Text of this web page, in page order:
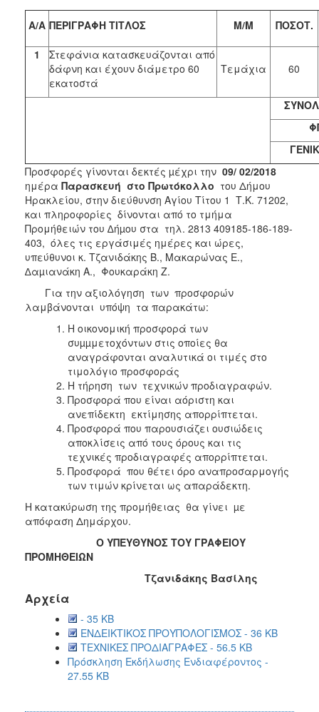
Α/Α ΠΕΡΙΓΡΑΦΗ ΤΙΤΛΟΣ Μ/Μ ΠΟΣΟΤ.
1
Στεφάνια κατασκευάζονται από
δάφνη και έχουν διάμετρο 60
εκατοστά
Τεμάχια 60
Προσφορές γίνονται δεκτές µέχρι την 09/ 02/2018
ημέρα Παρασκευή στο Πρωτόκολλο του Δήμου
Ηρακλείου, στην διεύθυνση Αγίου Τίτου 1 Τ.Κ. 71202,
και πληροφορίες δίνονται από το τμήμα
Προμήθειών του ∆ήµου στα τηλ. 2813 409185-186-189-
403, όλες τις εργάσιμές ημέρες και ώρες,
υπεύθυνοι κ. Τζανιδάκης Β., Μακαρώνας Ε.,
∆αµιανάκη Α., Φουκαράκη Ζ.
Για την αξιολόγηση των προσφορών
λαμβάνονται υπόψη τα παρακάτω:
Η οικονομική προσφορά των
συµµμετοχόντων στις οποίες θα
αναγράφονται αναλυτικά οι τιμές στο
τιμολόγιο προσφοράς
Η τήρηση των τεχνικών προδιαγραφών.
Προσφορά που είναι αόριστη και
ανεπίδεκτη εκτίμησης απορρίπτεται.
Προσφορά που παρουσιάζει ουσιώδεις
αποκλίσεις από τους όρους και τις
τεχνικές προδιαγραφές απορρίπτεται.
Προσφορά που θέτει όρο αναπροσαρμογής
των τιμών κρίνεται ως απαράδεκτη.
Η κατακύρωση της προμήθειας θα γίνει µε
απόφαση Δημάρχου.
Ο ΥΠΕΥΘΥΝΟΣ ΤΟΥ ΓΡΑΦΕΙΟΥ
ΠΡΟΜΗΘΕΙΩΝ
Τζανιδάκης Βασίλης
Αρχεία
- 35 KB
ΕΝΔΕΙΚΤΙΚΟΣ ΠΡΟΥΠΟΛΟΓΙΣΜΟΣ - 36 KB
ΤΕΧΝΙΚΕΣ ΠΡΟΔΙΑΓΡΑΦΕΣ - 56.5 KB
Πρόσκληση Εκδήλωσης Ενδιαφέροντος -
27.55 KB